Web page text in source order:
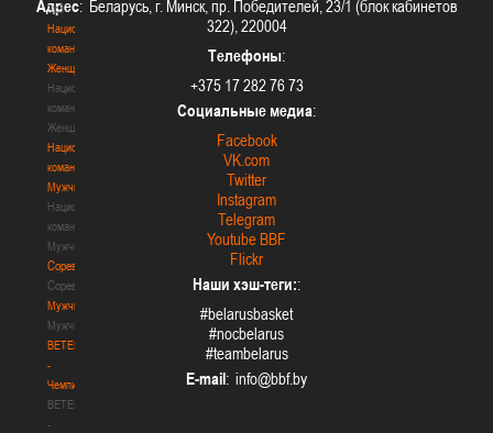
3х3
Национальная
команда.
Женщины
Национальная
команда.
Женщины
Национальная
команда.
Мужчины
Национальная
команда.
Мужчины
Соревнования
Соревнования
Мужчины
Мужчины
BETERA
-
Чемпионат
BETERA
-
Адрес: Беларусь, г. Минск, пр. Победителей, 23/1 (блок кабинетов
322), 220004
Телефоны:
+375 17 282 76 73
Социальные медиа:
Facebook
VK.com
Twitter
Instagram
Telegram
Youtube BBF
Flickr
Наши хэш-теги::
#belarusbasket
#nocbelarus
#teambelarus
E-mail: